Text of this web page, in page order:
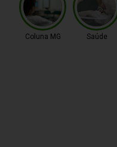
Coluna MG Saúde